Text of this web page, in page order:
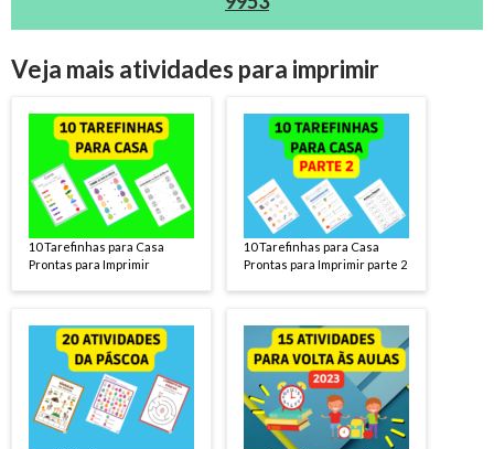
Veja mais atividades para imprimir
10 Tarefinhas para Casa
Prontas para Imprimir
10 Tarefinhas para Casa
Prontas para Imprimir parte 2